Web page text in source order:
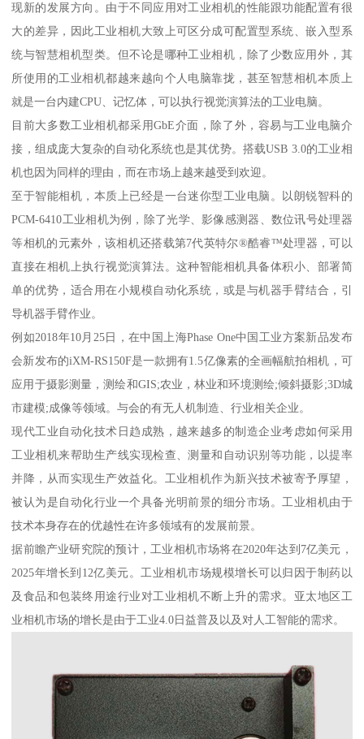
现新的发展方向。由于不同应用对工业相机的性能跟功能配置有很
大的差异，因此工业相机大致上可区分成可配置型系统、嵌入型系
统与智慧相机型类。但不论是哪种工业相机，除了少数应用外，其
所使用的工业相机都越来越向个人电脑靠拢，甚至智慧相机本质上
就是一台内建CPU、记忆体，可以执行视觉演算法的工业电脑。
目前大多数工业相机都采用GbE介面，除了外，容易与工业电脑介
接，组成庞大复杂的自动化系统也是其优势。搭载USB 3.0的工业相
机也因为同样的理由，而在市场上越来越受到欢迎。
至于智能相机，本质上已经是一台迷你型工业电脑。以朗锐智科的
PCM-6410工业相机为例，除了光学、影像感测器、数位讯号处理器
等相机的元素外，该相机还搭载第7代英特尔®酷睿™处理器，可以
直接在相机上执行视觉演算法。这种智能相机具备体积小、部署简
单的优势，适合用在小规模自动化系统，或是与机器手臂结合，引
导机器手臂作业。
例如2018年10月25日，在中国上海Phase One中国工业方案新品发布
会新发布的iXM-RS150F是一款拥有1.5亿像素的全画幅航拍相机，可
应用于摄影测量，测绘和GIS;农业，林业和环境测绘;倾斜摄影;3D城
市建模;成像等领域。与会的有无人机制造、行业相关企业。
现代工业自动化技术日趋成熟，越来越多的制造企业考虑如何采用
工业相机来帮助生产线实现检查、测量和自动识别等功能，以提率
并降，从而实现生产效益化。工业相机作为新兴技术被寄予厚望，
被认为是自动化行业一个具备光明前景的细分市场。工业相机由于
技术本身存在的优越性在许多领域有的发展前景。
据前瞻产业研究院的预计，工业相机市场将在2020年达到7亿美元，
2025年增长到12亿美元。工业相机市场规模增长可以归因于制药以
及食品和包装终用途行业对工业相机不断上升的需求。亚太地区工
业相机市场的增长是由于工业4.0日益普及以及对人工智能的需求。